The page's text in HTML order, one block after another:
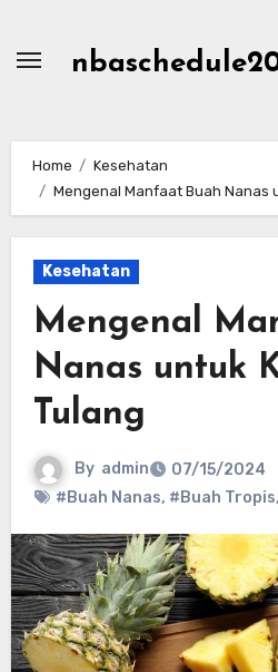
Home
Kesehatan
Mengenal Manfaat Buah Nanas
Kesehatan
Mengenal
Nanas untuk
Tulang
By admin
07/15/2024
#Buah Nanas, #Buah Tropis,